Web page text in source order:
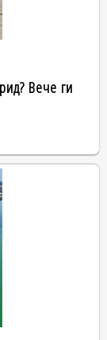
Вече ги